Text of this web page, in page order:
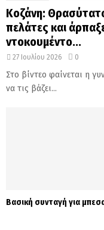
Κοζάνη:
πελάτες και
ντοκουμέντο...
27 Ιουλίου 2026 0
Στο βίντεο φαίνεται η
να τις βάζει...
Βασική συνταγή για